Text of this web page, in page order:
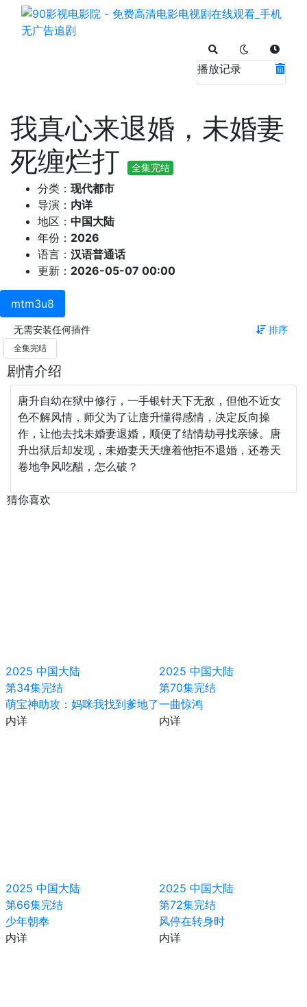
播放记录
我真心来退婚，未婚妻
死缠烂打
全集完结
分类： 现代都市
导演： 内详
地区： 中国大陆
年份： 2026
语言： 汉语普通话
更新： 2026-05-07 00:00
mtm3u8
无需安装任何插件 排序
全集完结
剧情介绍
唐升自幼在狱中修行，一手银针天下无敌，但他不近女
色不解风情，师父为了让唐升懂得感情，决定反向操
作，让他去找未婚妻退婚，顺便了结情劫寻找亲缘。唐
升出狱后却发现，未婚妻天天缠着他拒不退婚，还卷天
卷地争风吃醋，怎么破？
猜你喜欢
2025 中国大陆
第34集完结
萌宝神助攻：妈咪我找到爹地了
内详
2025 中国大陆
第70集完结
一曲惊鸿
内详
2025 中国大陆
第66集完结
少年朝奉
内详
2025 中国大陆
第72集完结
风停在转身时
内详